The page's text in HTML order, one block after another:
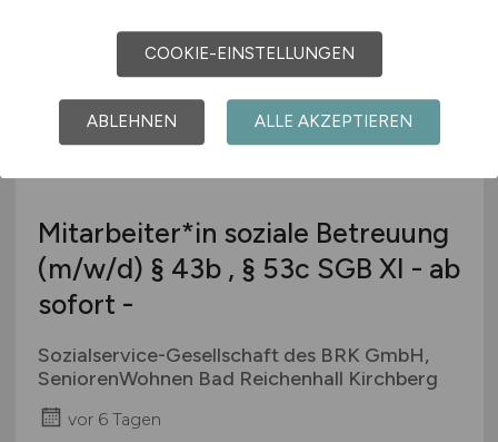
Mitarbeiter*in soziale Betreuung
(m/w/d) § 43b , § 53c SGB XI - ab
sofort -
Sozialservice-Gesellschaft des BRK GmbH,
SeniorenWohnen Bad Reichenhall Kirchberg
vor 6 Tagen
COOKIE-EINSTELLUNGEN
ABLEHNEN ALLE AKZEPTIEREN